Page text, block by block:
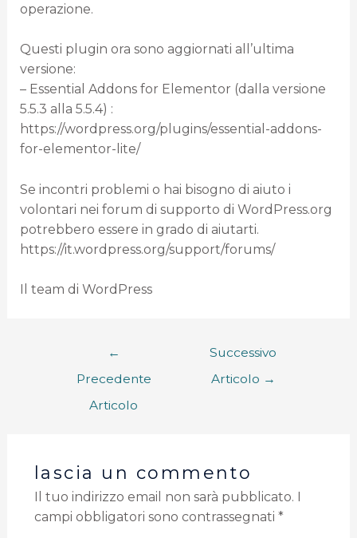
operazione.
Questi plugin ora sono aggiornati all’ultima
versione:
– Essential Addons for Elementor (dalla versione
5.5.3 alla 5.5.4) :
https://wordpress.org/plugins/essential-addons-
for-elementor-lite/
Se incontri problemi o hai bisogno di aiuto i
volontari nei forum di supporto di WordPress.org
potrebbero essere in grado di aiutarti.
https://it.wordpress.org/support/forums/
Il team di WordPress
←
Precedente
Articolo
Successivo
Articolo →
lascia un commento
Il tuo indirizzo email non sarà pubblicato.
campi obbligatori sono contrassegnati *